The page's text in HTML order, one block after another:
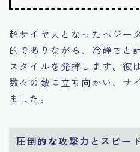
超サイヤ人となったベジー
的でありながら、冷静さと
スタイルを発揮します。彼
数々の敵に立ち向かい、サ
ました。
圧倒的な攻撃力とスピー